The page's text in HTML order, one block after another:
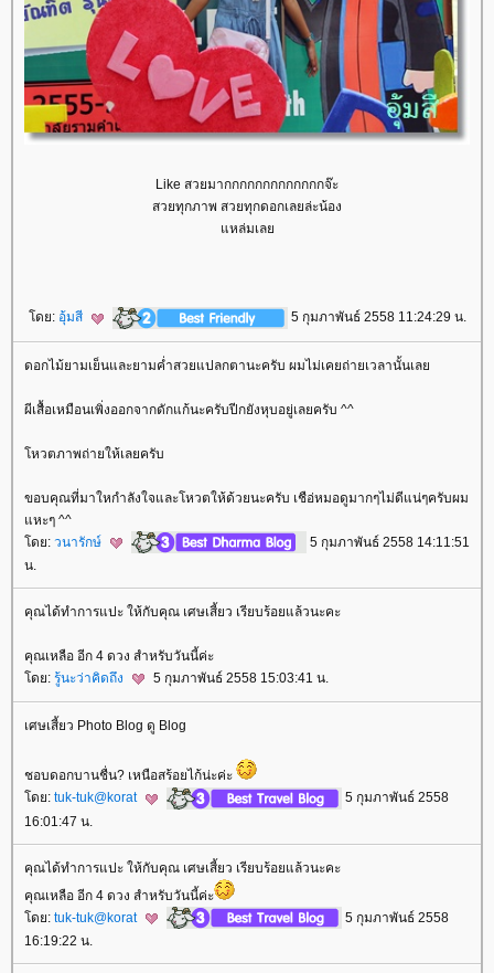
Like สวยมากกกกกกกกกกกกกจ๊ะ
สวยทุกภาพ สวยทุกดอกเลยล่ะน้อง
หล่มเล
ดย: อุ้มสี 5 กุมภาพันธ์ 2558 11:24:29 น.
ดอกไม้ยามเย็นและยามค่ำสวยแปลกตานะครับ ผมไม่เคยถ่ายเวลานั้นเล
ผีเสื้อเหมือนเพิ่งออกจากดักแก้นะครับปีกยังหุบอยู่เลยครับ ^^
หวตภาพถ่ายให้เลยครับ
ขอบคุณที่มาใหกำลังใจและโหวตให้ด้วยนะครับ เชือ่หมอดูมากๆไม่ดีแน่ๆครับผม
หะๆ ^^
ดย: วนารักษ์
5 กุมภาพันธ์ 2558 14:11:51
น.
คุณได้ทำการแปะ ให้กับคุณ เศษเสี้ยว เรียบร้อยแล้วนะคะ
คุณเหลือ อีก 4 ดวง สำหรับวันนี้ค่ะ
ดย: รู้นะว่าคิดถึง 5 กุมภาพันธ์ 2558 15:03:41 น.
เศษเสี้ยว Photo Blog ดู Blog
ชอบดอกบานชื่น? เหนือสร้อยไก้น่ะค่ะ
ดย: tuk-tuk@korat
5 กุมภาพันธ์ 2558
16:01:47 น.
คุณได้ทำการแปะ ให้กับคุณ เศษเสี้ยว เรียบร้อยแล้วนะคะ
คุณเหลือ อีก 4 ดวง สำหรับวันนี้ค่ะ
ดย: tuk-tuk@korat
5 กุมภาพันธ์ 2558
16:19:22 น.